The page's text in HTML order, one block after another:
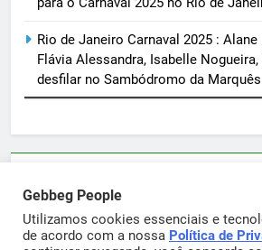
Rio de Janeiro Carnaval 2025 :
Flávia Alessandra, Isabelle
desfilar no Sambódromo da
sortimentos@yahoo.com.br
Gebbeg People
Utilizamos cookies essenciais e
de acordo com a nossa Política de